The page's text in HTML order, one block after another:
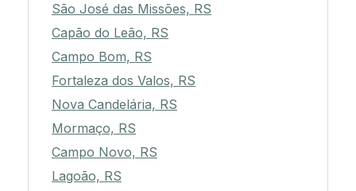
São José das Missões, RS
Capão do Leão, RS
Campo Bom, RS
Fortaleza dos Valos, RS
Nova Candelária, RS
Mormaço, RS
Campo Novo, RS
Lagoão, RS